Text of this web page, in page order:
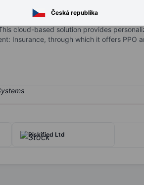
Česká republika
It focuses on empowering
cloud-based solution provides
Insurance, through which it offers PPO
Riskified Ltd